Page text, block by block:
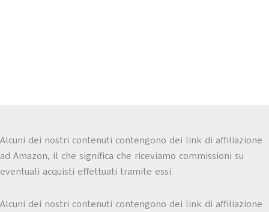
Alcuni dei nostri contenuti contengono dei link di affiliazione
ad Amazon, il che significa che riceviamo commissioni su
eventuali acquisti effettuati tramite essi.
Alcuni dei nostri contenuti contengono dei link di affiliazione